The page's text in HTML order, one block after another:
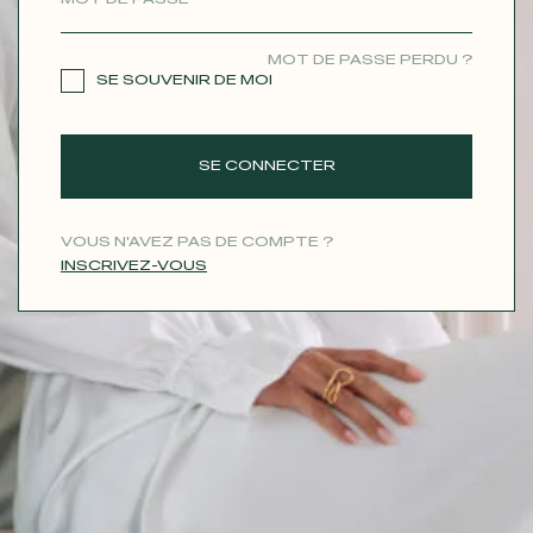
MOT DE PASSE PERDU ?
SE SOUVENIR DE MOI
SE CONNECTER
VOUS N'AVEZ PAS DE COMPTE ?
INSCRIVEZ-VOUS